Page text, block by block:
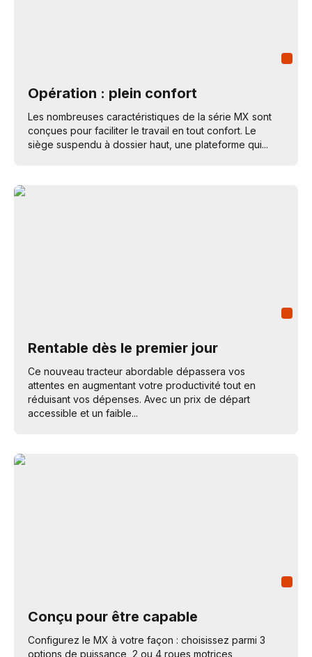
Opération : plein confort
Les nombreuses caractéristiques de la série MX sont
conçues pour faciliter le travail en tout confort. Le
siège suspendu à dossier haut, une plateforme qui...
Rentable dès le premier jour
Ce nouveau tracteur abordable dépassera vos
attentes en augmentant votre productivité tout en
réduisant vos dépenses. Avec un prix de départ
accessible et un faible...
Conçu pour être capable
Configurez le MX à votre façon : choisissez parmi 3
options de puissance, 2 ou 4 roues motrices,